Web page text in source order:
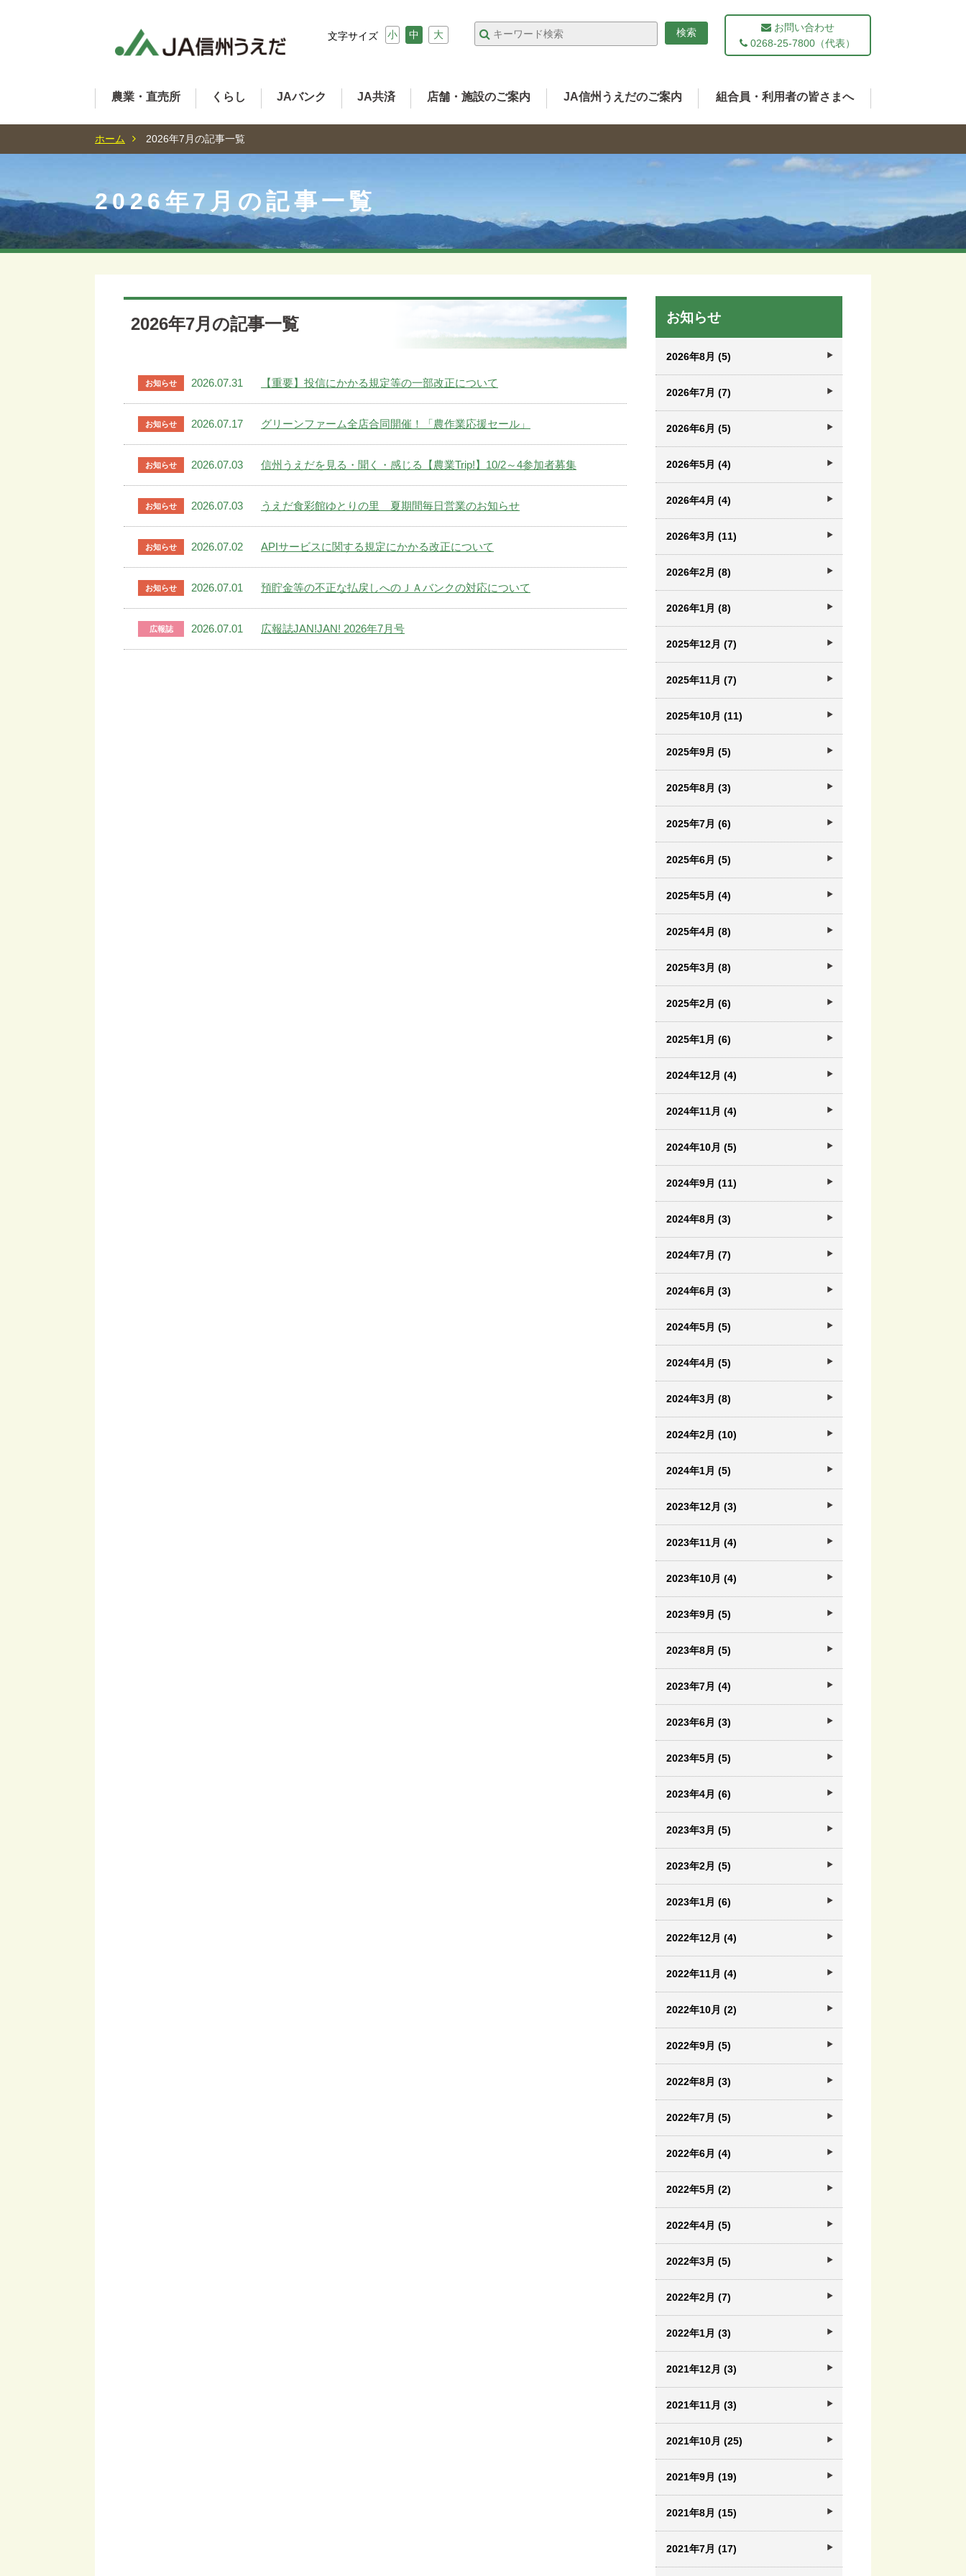
文字サイズ 小 中 大
お問い合わせ
0268-25-7800（代表）
農業・直売所 くらし JAバンク JA共済 店舗・施設のご案内 JA信州うえだのご案内 組合員・利用者の皆さまへ
ホーム 2026年7月の記事一覧
2026年7月の記事一覧
2026年7月の記事一覧
お知らせ 2026.07.31 【重要】投信にかかる規定等の一部改正について
お知らせ 2026.07.17 グリーンファーム全店合同開催！「農作業応援セール」
お知らせ 2026.07.03 信州うえだを見る・聞く・感じる【農業Trip!】10/2～4参加者募集
お知らせ 2026.07.03 うえだ食彩館ゆとりの里 夏期間毎日営業のお知らせ
お知らせ 2026.07.02 APIサービスに関する規定にかかる改正について
お知らせ 2026.07.01 預貯金等の不正な払戻しへのＪＡバンクの対応について
広報誌 2026.07.01 広報誌JAN!JAN! 2026年7月号
お知らせ
2026年8月 (5)
2026年7月 (7)
2026年6月 (5)
2026年5月 (4)
2026年4月 (4)
2026年3月 (11)
2026年2月 (8)
2026年1月 (8)
2025年12月 (7)
2025年11月 (7)
2025年10月 (11)
2025年9月 (5)
2025年8月 (3)
2025年7月 (6)
2025年6月 (5)
2025年5月 (4)
2025年4月 (8)
2025年3月 (8)
2025年2月 (6)
2025年1月 (6)
2024年12月 (4)
2024年11月 (4)
2024年10月 (5)
2024年9月 (11)
2024年8月 (3)
2024年7月 (7)
2024年6月 (3)
2024年5月 (5)
2024年4月 (5)
2024年3月 (8)
2024年2月 (10)
2024年1月 (5)
2023年12月 (3)
2023年11月 (4)
2023年10月 (4)
2023年9月 (5)
2023年8月 (5)
2023年7月 (4)
2023年6月 (3)
2023年5月 (5)
2023年4月 (6)
2023年3月 (5)
2023年2月 (5)
2023年1月 (6)
2022年12月 (4)
2022年11月 (4)
2022年10月 (2)
2022年9月 (5)
2022年8月 (3)
2022年7月 (5)
2022年6月 (4)
2022年5月 (2)
2022年4月 (5)
2022年3月 (5)
2022年2月 (7)
2022年1月 (3)
2021年12月 (3)
2021年11月 (3)
2021年10月 (25)
2021年9月 (19)
2021年8月 (15)
2021年7月 (17)